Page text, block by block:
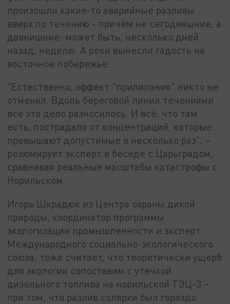
произошли какие-то аварийные разливы
вверх по течению - причём не сегодняшние, а
давнишние: может быть, несколько дней
назад, неделю. А реки вынесли гадость на
восточное побережье.
"Естественно, эффект "прилипания" никто не
отменял. Вдоль береговой линии течениями
все это дело разносилось. И всё, что там
есть, пострадало от концентраций, которые
превышают допустимые в несколько раз", –
резюмирует эксперт в беседе с Царьградом,
сравнивая реальные масштабы катастрофы с
Норильском.
Игорь Шкрадюк из Центра охраны дикой
природы, координатор программы
экологизации промышленности и эксперт
Международного социально-экологического
союза, тоже считает, что теоретически ущерб
для экологии сопоставим с утечкой
дизельного топлива на норильской ТЭЦ-3 –
при том, что разлив солярки был гораздо